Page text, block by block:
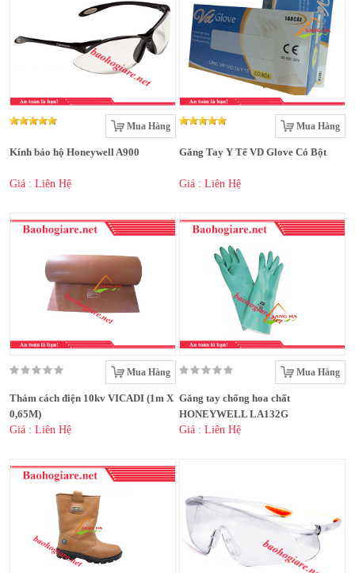
Mua Hàng
Kính bảo hộ Honeywell A900
Giá : Liên Hệ
Mua Hàng
Găng Tay Y Tế VD Glove Có Bột
Giá : Liên Hệ
Mua Hàng
Thảm cách điện 10kv VICADI (1m X
0,65M)
Giá : Liên Hệ
Mua Hàng
Găng tay chống hoa chất
HONEYWELL LA132G
Giá : Liên Hệ